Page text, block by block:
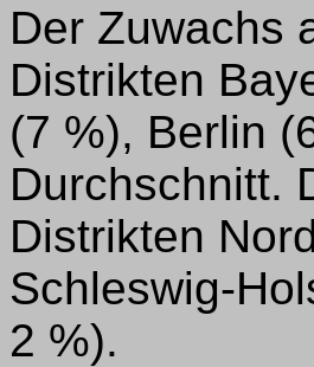
Der Zuwachs
Distrikten
(7 %), Berlin
Durchschnitt.
Distrikten
Schleswig-
2 %).